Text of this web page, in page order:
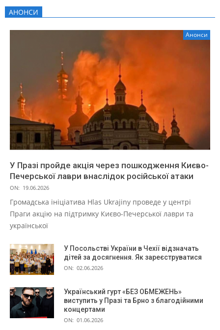
АНОНСИ
Анонси
У Празі пройде акція через пошкодження Києво-
Печерської лаври внаслідок російської атаки
ON: 19.06.2026
Громадська ініціатива Hlas Ukrajiny проведе у центрі
Праги акцію на підтримку Києво-Печерської лаври та
української
У Посольстві України в Чехії відзначать
дітей за досягнення. Як зареєструватися
ON: 02.06.2026
Український гурт «БЕЗ ОБМЕЖЕНЬ»
виступить у Празі та Брно з благодійними
концертами
ON: 01.06.2026